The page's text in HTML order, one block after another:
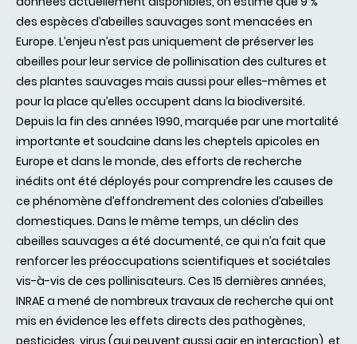
des espèces d’abeilles sauvages sont menacées en
Europe. L’enjeu n’est pas uniquement de préserver les
abeilles pour leur service de pollinisation des cultures et
des plantes sauvages mais aussi pour elles-mêmes et
pour la place qu’elles occupent dans la biodiversité.
Depuis la fin des années 1990, marquée par une mortalité
importante et soudaine dans les cheptels apicoles en
Europe et dans le monde, des efforts de recherche
inédits ont été déployés pour comprendre les causes de
ce phénomène d’effondrement des colonies d’abeilles
domestiques. Dans le même temps, un déclin des
abeilles sauvages a été documenté, ce qui n’a fait que
renforcer les préoccupations scientifiques et sociétales
vis-à-vis de ces pollinisateurs. Ces 15 dernières années,
INRAE a mené de nombreux travaux de recherche qui ont
mis en évidence les effets directs des pathogènes,
pesticides, virus (qui peuvent aussi agir en interaction), et